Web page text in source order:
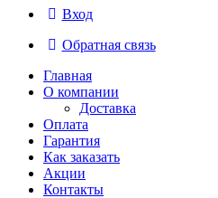
Вход
Обратная связь
Главная
О компании
Доставка
Оплата
Гарантия
Как заказать
Акции
Контакты